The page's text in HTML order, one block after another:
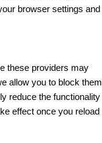
browser settings and
these providers may
allow you to block them
reduce the functionality
effect once you reload